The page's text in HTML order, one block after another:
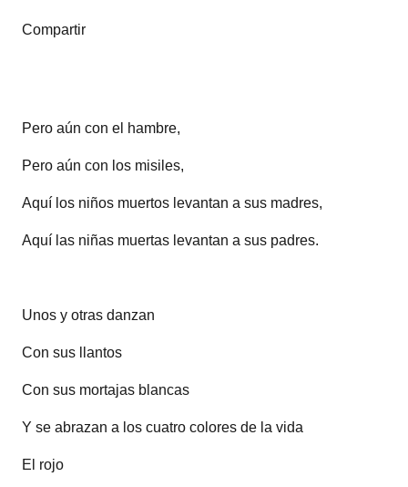
Compartir
Pero aún con el hambre,
Pero aún con los misiles,
Aquí los niños muertos levantan a sus madres,
Aquí las niñas muertas levantan a sus padres.
Unos y otras danzan
Con sus llantos
Con sus mortajas blancas
Y se abrazan a los cuatro colores de la vida
El rojo